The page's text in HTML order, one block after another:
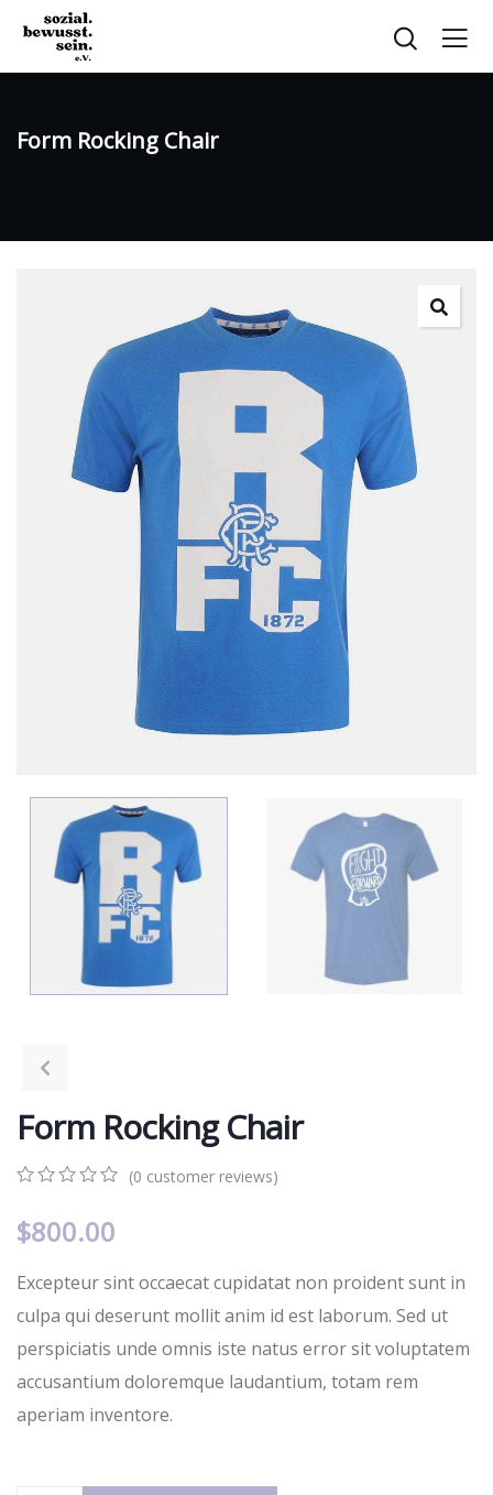
Form Rocking Chair
Form Rocking Chair
out
of
on
customer
ratings
(0 customer reviews)
$800.00
Excepteur sint occaecat cupidatat non proident sunt in
culpa qui deserunt mollit anim id est laborum. Sed ut
perspiciatis unde omnis iste natus error sit voluptatem
accusantium doloremque laudantium, totam rem
aperiam inventore.